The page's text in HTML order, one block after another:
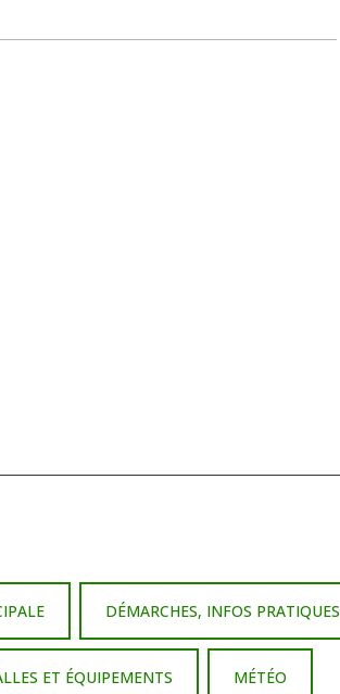
DÉMARCHES, INFOS PRATIQUES
ET ÉQUIPEMENTS MÉTÉO